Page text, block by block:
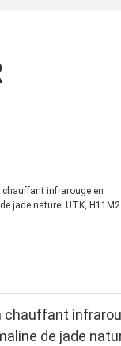
chauffant
de jade